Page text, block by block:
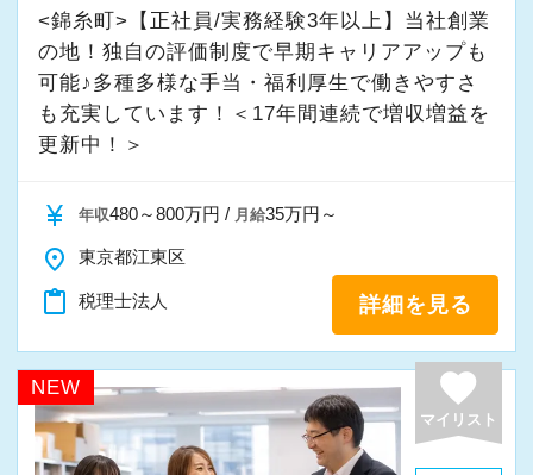
まずはカジュアル面談からでも歓迎です
「応募する」からお気軽にご連絡ください。
業務時間内は、事務所内スタッフともやりとり
して頂きながら、
完全在宅会計スタッフとして、会計業務全般を
お任せします。
・記帳代行
・確定申告業務
・年末調整業務
・決算業務
・Excelを使用した集計、Wordでの文書作成
・資料やデータの整理
・電話、メール対応
<錦糸町>【正社員/実務経験3年以上】当社創業
の地！独自の評価制度で早期キャリアアップも
可能♪多種多様な手当・福利厚生で働きやすさ
も充実しています！＜17年間連続で増収増益を
更新中！＞
currency_yen 年収480～800万円 / 月給35万円～
place 東京都江東区
content_paste 税理士法人 詳細を見る
NEW favorite
マイリスト